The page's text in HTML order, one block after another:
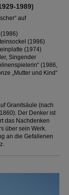
1989)
auf
(1986)
(1974)
Singender
(1986,
„Mutter und Kind“
Granitsäule (nach
Der Denker ist
das Nachdenken
über sein Werk.
an die Gefallenen